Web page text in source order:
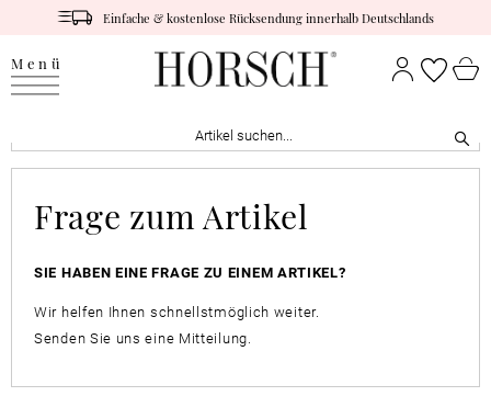
Einfache & kostenlose Rücksendung innerhalb Deutschlands
Menü
Frage zum Artikel
SIE HABEN EINE FRAGE ZU EINEM ARTIKEL?
Wir helfen Ihnen schnellstmöglich weiter.
Senden Sie uns eine Mitteilung.